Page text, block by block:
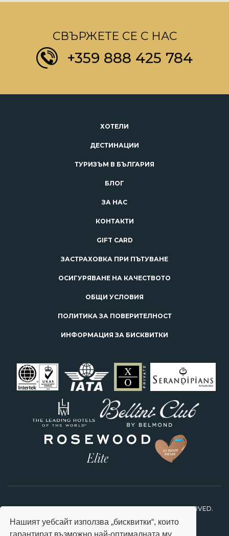
Нашият уебсайт използва „бисквитки“, които
гарантират възможно най-оптималната му
СВЪРЖЕТЕ СЕ С НАС
+359 888 425 784
ХОТЕЛИ
ДЕСТИНАЦИИ
ТУРИЗЪМ В БЪЛГАРИЯ
БЛОГ
ЗА НАС
КОНТАКТИ
GIFT CARD
ЗАСТРАХОВКА ПРИ ПЪТУВАНЕ
ОСИГУРЯВАНЕ НА КАЧЕСТВОТО
ОБЩИ УСЛОВИЯ
ПОЛИТИКА ЗА ПОВЕРИТЕЛНОСТ
ИНФОРМАЦИЯ ЗА БИСКВИТКИ
2026 © STARS TRAVEL FEEL SPECIAL. ALL RIGHTS RESERVED.